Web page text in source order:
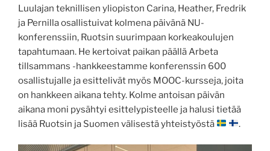
Luulajan teknillisen yliopiston Carina, Heather, Fredrik
ja Pernilla osallistuivat kolmena päivänä NU-
konferenssiin, Ruotsin suurimpaan korkeakoulujen
tapahtumaan. He kertoivat paikan päällä Arbeta
tillsammans -hankkeestamme konferenssin 600
osallistujalle ja esittelivät myös MOOC-kursseja, joita
on hankkeen aikana tehty. Kolme antoisan päivän
aikana moni pysähtyi esittelypisteelle ja halusi tietää
lisää Ruotsin ja Suomen välisestä yhteistyöstä
.